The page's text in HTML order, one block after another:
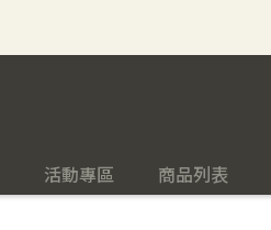
活動專區 商品列表